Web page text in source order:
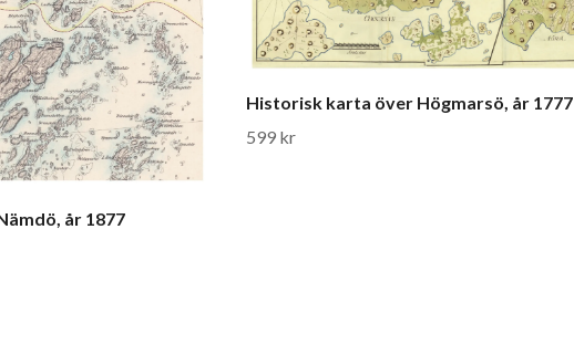
år 1877
Historisk karta över Högmarsö, år 1777
599 kr